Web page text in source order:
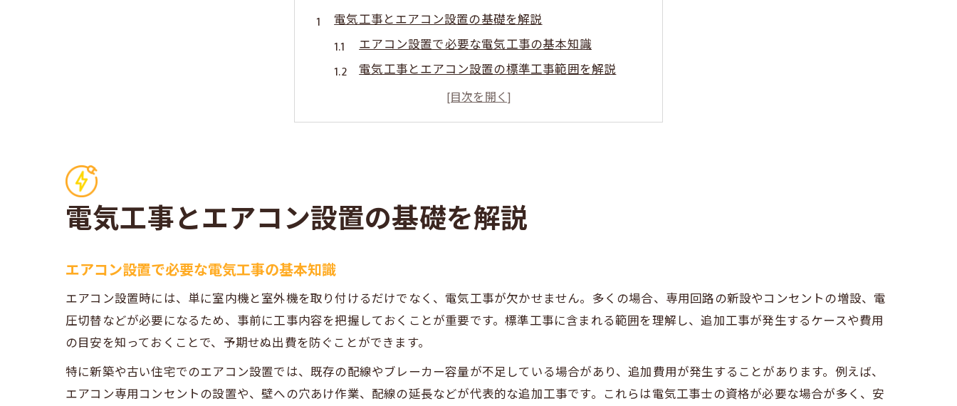
電気工事とエアコン設置の基礎を解説
エアコン設置で必要な電気工事の基本知識
電気工事とエアコン設置の標準工事範囲を解説
電気工事士が関わるエアコン設置の流れ
エアコン配線と電気工事のポイントを押さえる
エアコン設置で追加費用になる電気工事項目
エアコン設置の電気工事費用を抑えるコツ
資格が必要となる電気工事の範囲とは
エアコン設置で資格が必要な電気工事とは何か
電気工事士が必要な作業と不要な作業の違い
第二種電気工事士が対応できる範囲を整理
電気工事とエアコン設置の基礎を解説
エアコン設置で必要な電気工事の基本知識
エアコン設置時には、単に室内機と室外機を取り付けるだけでなく、電気工事が欠かせません。多くの場合、専用回路の新設やコンセントの増設、電
圧切替などが必要になるため、事前に工事内容を把握しておくことが重要です。標準工事に含まれる範囲を理解し、追加工事が発生するケースや費用
の目安を知っておくことで、予期せぬ出費を防ぐことができます。
特に新築や古い住宅でのエアコン設置では、既存の配線やブレーカー容量が不足している場合があり、追加費用が発生することがあります。例えば、
エアコン専用コンセントの設置や、壁への穴あけ作業、配線の延長などが代表的な追加工事です。これらは電気工事士の資格が必要な場合が多く、安